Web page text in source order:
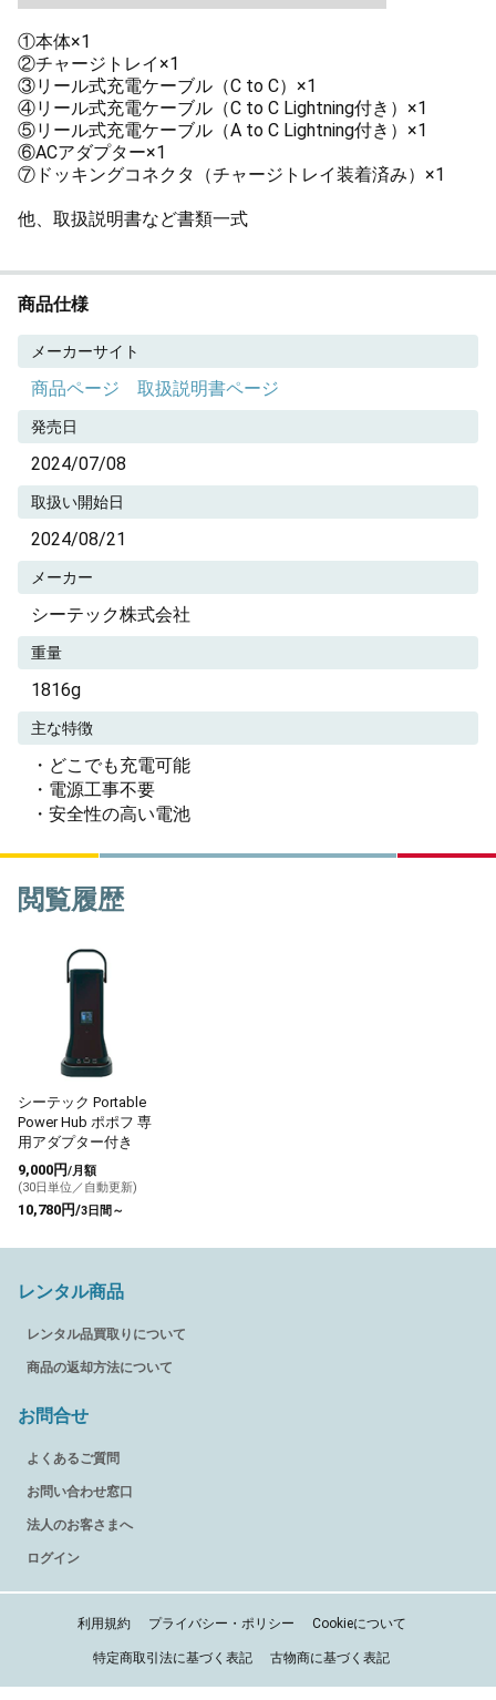
①本体×1
②チャージトレイ×1
③リール式充電ケーブル（C to C）×1
④リール式充電ケーブル（C to C Lightning付き）×1
⑤リール式充電ケーブル（A to C Lightning付き）×1
⑥ACアダプター×1
⑦ドッキングコネクタ（チャージトレイ装着済み）×1
他、取扱説明書など書類一式
商品仕様
メーカーサイト
商品ページ 取扱説明書ページ
発売日
2024/07/08
取扱い開始日
2024/08/21
メーカー
シーテック株式会社
重量
1816g
主な特徴
・どこでも充電可能
・電源工事不要
・安全性の高い電池
閲覧履歴
シーテック Portable
Power Hub ポポフ 専
用アダプター付き
9,000円/月額
(30日単位／自動更新)
10,780円/3日間～
レンタル商品
レンタル品買取りについて
商品の返却方法について
お問合せ
よくあるご質問
お問い合わせ窓口
法人のお客さまへ
ログイン
利用規約 プライバシー・ポリシー Cookieについて
特定商取引法に基づく表記 古物商に基づく表記